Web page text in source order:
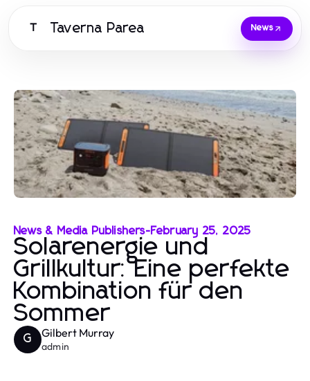
T Taverna Parea News
News & Media Publishers-February 25, 2025
Solarenergie und
Grillkultur: Eine perfekte
Kombination für den
Sommer
G Gilbert Murray
admin